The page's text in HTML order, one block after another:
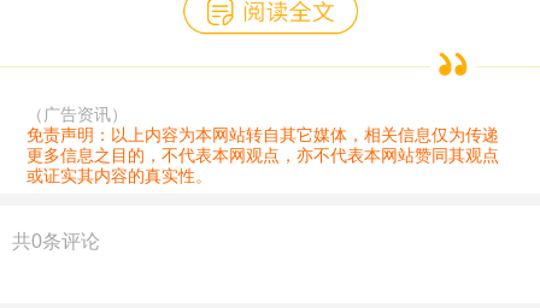
（广告资讯）
免责声明：以上内容为本网站转自其它媒体，相关信息仅为传递
更多信息之目的，不代表本网观点，亦不代表本网站赞同其观点
或证实其内容的真实性。
共0条评论